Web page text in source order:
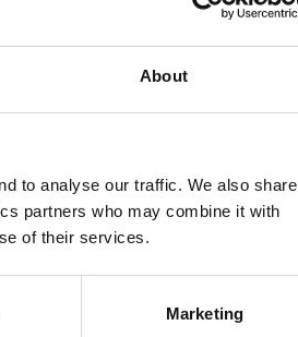
About
to analyse our traffic. We also share
partners who may combine it with
of their services.
Marketing